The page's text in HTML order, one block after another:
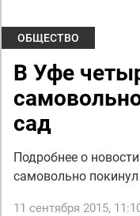
ОБЩЕСТВО
В Уфе
сад
Подробнее о
самовольно
11 сентября 2015,